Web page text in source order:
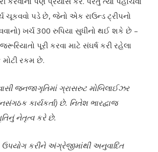
ચૂકવવો પડે છે, જેનો એક રાઉન્ડ ટ્રીપનો
ખર્ચ 300 રુપિયા સુધીનો થઈ શકે છે –
પૂરી કરવા માટે સંઘર્ષ કરી રહેલા
રકમ છે.
જનજાગૃતિમાં ગ્રાસરુટ મોબિલાઈઝર
કાર્યકર્તા) છે. નિતેશ ભારદ્વાજ
નેતૃત્વ કરે છે.
કરીને અંગ્રેજીમાંથી અનુવાદિત